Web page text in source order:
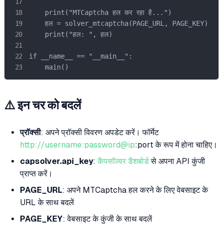
    print("MTCaptcha हल कर रहा है...")
    हल = solver_mtcaptcha(PAGE_URL, PAGE_KEY)
    print("हल: ", हल)
if __name__ == "__main__":
    main()
⚠️ इन चर को बदलें
प्रॉक्सी: अपने प्रॉक्सी विवरण अपडेट करें। फॉर्मेट
http://username:password@ip:port के रूप में होना चाहिए।
capsolver.api_key: कैपसॉल्वर डैशबोर्डसे अपना API कुंजी
प्राप्त करें।
PAGE_URL: अपने MTCaptcha हल करने के लिए वेबसाइट के
URL के साथ बदलें
PAGE_KEY: वेबसाइट के कुंजी के साथ बदलें